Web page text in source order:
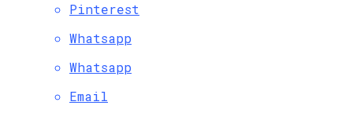
Pinterest
Whatsapp
Whatsapp
Email